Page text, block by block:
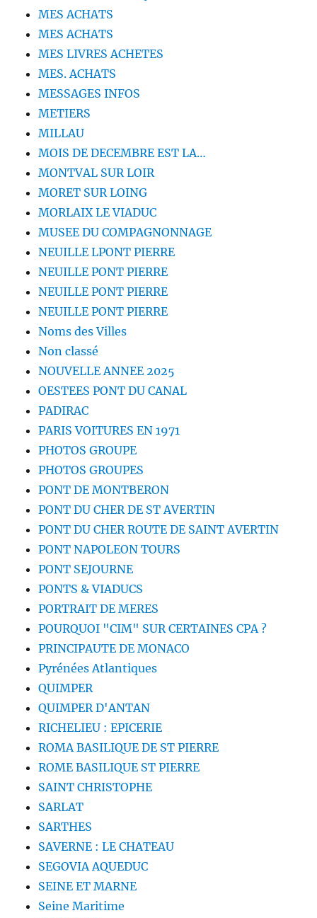
MES ACHATS
MES ACHATS
MES LIVRES ACHETES
MES. ACHATS
MESSAGES INFOS
METIERS
MILLAU
MOIS DE DECEMBRE EST LA…
MONTVAL SUR LOIR
MORET SUR LOING
MORLAIX LE VIADUC
MUSEE DU COMPAGNONNAGE
NEUILLE LPONT PIERRE
NEUILLE PONT PIERRE
NEUILLE PONT PIERRE
NEUILLE PONT PIERRE
Noms des Villes
Non classé
NOUVELLE ANNEE 2025
OESTEES PONT DU CANAL
PADIRAC
PARIS VOITURES EN 1971
PHOTOS GROUPE
PHOTOS GROUPES
PONT DE MONTBERON
PONT DU CHER DE ST AVERTIN
PONT DU CHER ROUTE DE SAINT AVERTIN
PONT NAPOLEON TOURS
PONT SEJOURNE
PONTS & VIADUCS
PORTRAIT DE MERES
POURQUOI "CIM" SUR CERTAINES CPA ?
PRINCIPAUTE DE MONACO
Pyrénées Atlantiques
QUIMPER
QUIMPER D'ANTAN
RICHELIEU : EPICERIE
ROMA BASILIQUE DE ST PIERRE
ROME BASILIQUE ST PIERRE
SAINT CHRISTOPHE
SARLAT
SARTHES
SAVERNE : LE CHATEAU
SEGOVIA AQUEDUC
SEINE ET MARNE
Seine Maritime